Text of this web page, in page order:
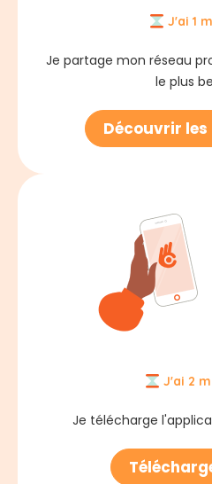
J'ai 1
Je partage mon réseau
le plus
Découvrir
J'ai 2
Je télécharge